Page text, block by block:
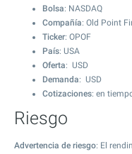
Bolsa: NASDAQ
Compañía: Old Point
Ticker: OPOF
País: USA
Oferta: USD
Demanda: USD
Cotizaciones: en
Riesgo
Advertencia de riesgo: El